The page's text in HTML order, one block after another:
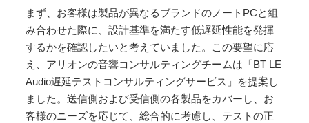
まず、お客様は製品が異なるブランドのノートPCと組
み合わせた際に、設計基準を満たす低遅延性能を発揮
するかを確認したいと考えていました。この要望に応
え、アリオンの音響コンサルティングチームは「BT LE
Audio遅延テストコンサルティングサービス」を提案し
ました。送信側および受信側の各製品をカバーし、お
客様のニーズを応じて、総合的に考慮し、テストの正